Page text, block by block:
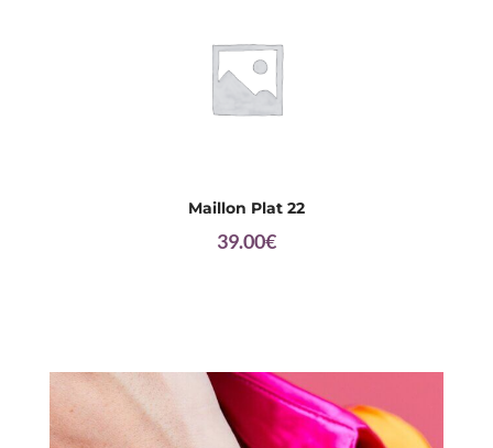
Maillon Plat 22
39.00€